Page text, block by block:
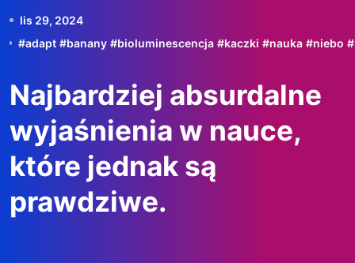
lis 29, 2024
#adapt #banany #bioluminescencja #kaczki #nauka #niebo #
Najbardziej absurdalne
wyjaśnienia w nauce,
które jednak są
prawdziwe.